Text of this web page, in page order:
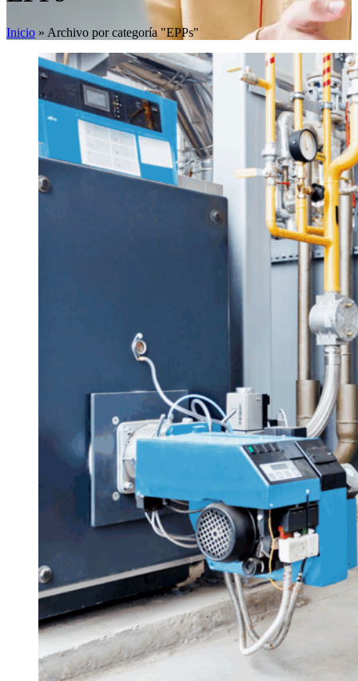
Inicio » Archivo por categoría "EPPs"